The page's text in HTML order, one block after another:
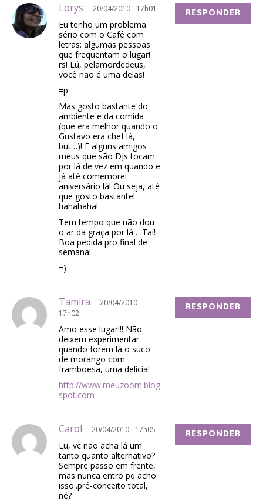
Lorys 20/04/2010 - 17h01
Eu tenho um problema
sério com o Café com
letras: algumas pessoas
que frequentam o lugar!
rs! Lú, pelamordedeus,
você não é uma delas!
=p
Mas gosto bastante do
ambiente e da comida
(que era melhor quando o
Gustavo era chef lá,
but…)! E alguns amigos
meus que são DJs tocam
por lá de vez em quando e
já até comemorei
aniversário lá! Ou seja, até
que gosto bastante!
hahahaha!
Tem tempo que não dou
o ar da graça por lá… Taí!
Boa pedida pro final de
semana!
=)
RESPONDER
Tamira
20/04/2010 -
17h02
Amo esse lugar!!! Não
deixem experimentar
quando forem lá o suco
de morango com
framboesa, uma delícia!
http://www.meuzoom.blog
spot.com
RESPONDER
Carol 20/04/2010 - 17h05
Lu, vc não acha lá um
tanto quanto alternativo?
Sempre passo em frente,
mas nunca entro pq acho
isso..pré-conceito total,
né?
RESPONDER